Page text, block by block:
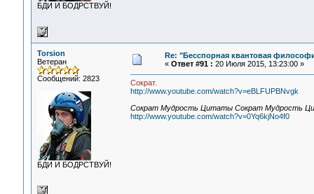
БДИ И БОДРСТВУЙ!
Torsion
Ветеран
Сообщений: 2823
БДИ И БОДРСТВУЙ!
Re: "Бесспорная квантовая
« Ответ #91 : 20 Июля 2015, 13:23:00 »
Сократ.
http://www.youtube.com/watch?v=eBLFUPBNvgk
Сократ Мудрость Цитаты Сократ Мудрость
http://www.youtube.com/watch?v=0Yq6kjNo4f0